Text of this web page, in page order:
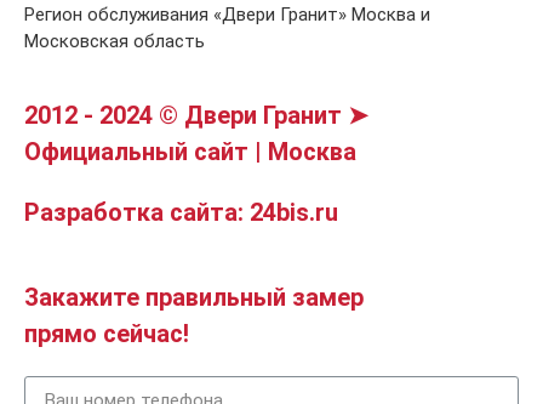
Регион обслуживания «Двери Гранит» Москва и
Московская область
2012 - 2024 © Двери Гранит ➤
Официальный сайт | Москва
Разработка сайта: 24bis.ru
Закажите правильный замер
прямо сейчас!